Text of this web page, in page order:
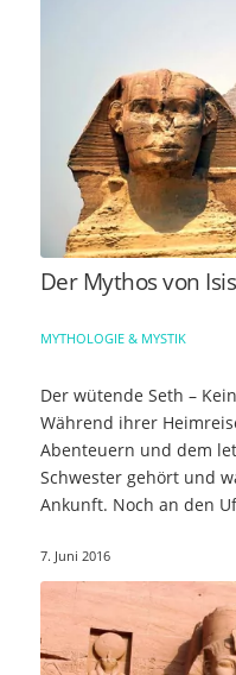
Der Mythos von
MYTHOLOGIE & MYSTIK
Der wütende Seth –
Während ihrer
Abenteuern und dem
Schwester gehört und
Ankunft. Noch an den
7. Juni 2016